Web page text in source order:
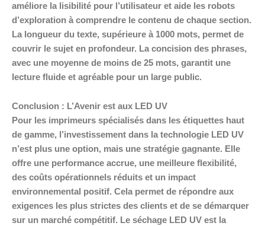
améliore la lisibilité pour l’utilisateur et aide les robots
d’exploration à comprendre le contenu de chaque section.
La longueur du texte, supérieure à 1000 mots, permet de
couvrir le sujet en profondeur. La concision des phrases,
avec une moyenne de moins de 25 mots, garantit une
lecture fluide et agréable pour un large public.
Conclusion : L’Avenir est aux LED UV
Pour les imprimeurs spécialisés dans les étiquettes haut
de gamme, l’investissement dans la technologie LED UV
n’est plus une option, mais une stratégie gagnante. Elle
offre une performance accrue, une meilleure flexibilité,
des coûts opérationnels réduits et un impact
environnemental positif. Cela permet de répondre aux
exigences les plus strictes des clients et de se démarquer
sur un marché compétitif. Le séchage LED UV est la